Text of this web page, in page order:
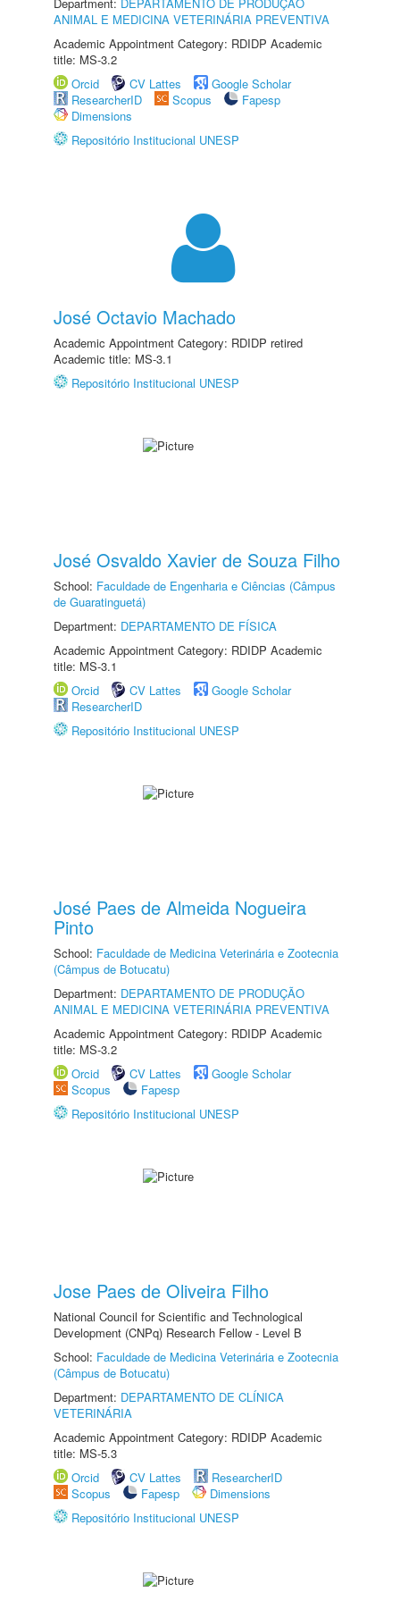
ANIMAL E MEDICINA VETERINÁRIA PREVENTIVA
Academic Appointment Category: RDIDP Academic
title: MS-3.2
Orcid
CV Lattes
Google Scholar
ResearcherID
Scopus
Fapesp
Dimensions
Repositório Institucional UNESP
José Octavio Machado
Academic Appointment Category: RDIDP retired
Academic title: MS-3.1
Repositório Institucional UNESP
José Osvaldo Xavier de Souza Filho
School: Faculdade de Engenharia e Ciências (Câmpus
de Guaratinguetá)
Department: DEPARTAMENTO DE FÍSICA
Academic Appointment Category: RDIDP Academic
title: MS-3.1
Orcid
CV Lattes
Google Scholar
ResearcherID
Repositório Institucional UNESP
José Paes de Almeida Nogueira
Pinto
School: Faculdade de Medicina Veterinária e Zootecnia
(Câmpus de Botucatu)
Department: DEPARTAMENTO DE PRODUÇÃO
ANIMAL E MEDICINA VETERINÁRIA PREVENTIVA
Academic Appointment Category: RDIDP Academic
title: MS-3.2
Orcid
CV Lattes
Google Scholar
Scopus
Fapesp
Repositório Institucional UNESP
Jose Paes de Oliveira Filho
National Council for Scientific and Technological
Development (CNPq) Research Fellow - Level B
School: Faculdade de Medicina Veterinária e Zootecnia
(Câmpus de Botucatu)
Department: DEPARTAMENTO DE CLÍNICA
VETERINÁRIA
Academic Appointment Category: RDIDP Academic
title: MS-5.3
Orcid
CV Lattes
ResearcherID
Scopus
Fapesp
Dimensions
Repositório Institucional UNESP